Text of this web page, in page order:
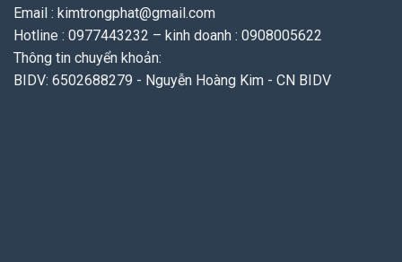
Email : kimtrongphat@gmail.com
Hotline : 0977443232 – kinh doanh : 0908005622
Thông tin chuyển khoản:
BIDV: 6502688279 - Nguyễn Hoàng Kim - CN BIDV